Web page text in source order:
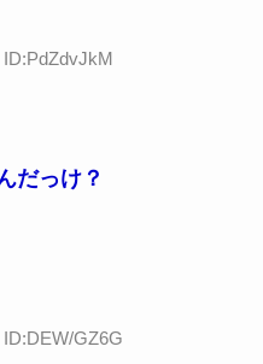
ID:PdZdvJkM
だっけ？
ID:DEW/GZ6G